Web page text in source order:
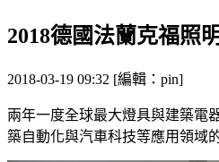
2018德國法蘭克福照
2018-03-19 09:32 [編輯：pin]
兩年一度全球最大燈具與建築電
築自動化與汽車科技等應用領域